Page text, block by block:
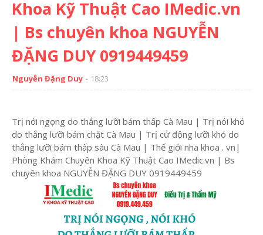
Khoa Kỹ Thuật Cao IMedic.vn
| Bs chuyên khoa NGUYỄN
ĐẶNG DUY 0919449459
Nguyễn Đặng Duy 18:23
Trị nói ngọng do thắng lưỡi bám thấp Cà Mau | Trị nói khó
do thắng lưỡi bám chặt Cà Mau | Trị cử động lưỡi khó do
thắng lưỡi bám thấp sâu Cà Mau | Thế giới nha khoa . vn|
Phòng Khám Chuyên Khoa Kỹ Thuật Cao IMedic.vn | Bs
chuyên khoa NGUYỄN ĐẶNG DUY 0919449459